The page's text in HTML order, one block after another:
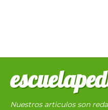
Nuestros articulos son